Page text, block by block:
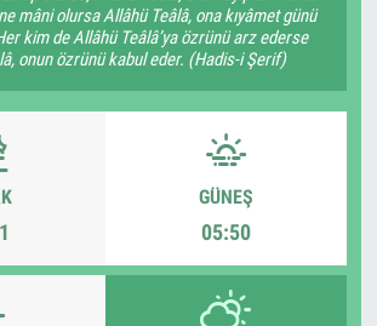
mâni olursa Allâhü Teâlâ, ona kıyâmet günü
kim de Allâhü Teâlâ’ya özrünü arz ederse
onun özrünü kabul eder. (Hadis-i Şerif)
GÜNEŞ
05:50